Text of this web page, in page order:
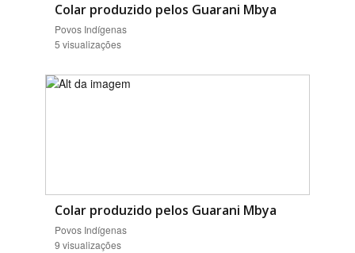
Colar produzido pelos Guarani Mbya
Povos Indígenas
5 visualizações
Colar produzido pelos Guarani Mbya
Povos Indígenas
9 visualizações